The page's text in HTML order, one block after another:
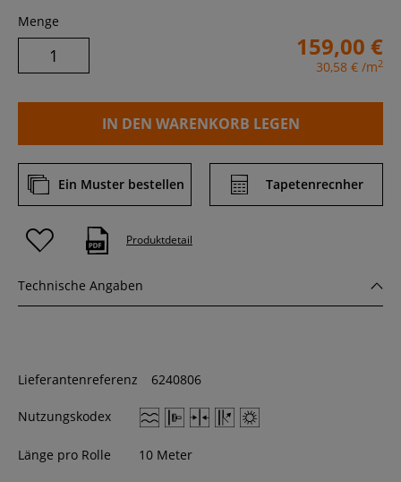
Menge
159,00 €
30,58 € /m2
IN DEN WARENKORB LEGEN
Ein Muster bestellen Tapetenrecnher
Produktdetail
Technische Angaben
Lieferantenreferenz 6240806
Nutzungskodex
Länge pro Rolle 10 Meter